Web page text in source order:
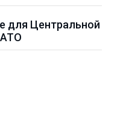
для Центральной